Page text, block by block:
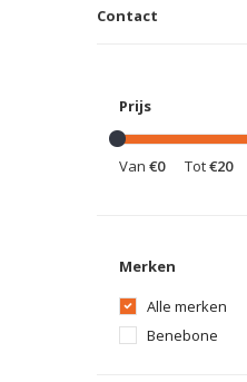
Contact
Prijs
Van €0 Tot€20
Merken
Alle merken
Benebone